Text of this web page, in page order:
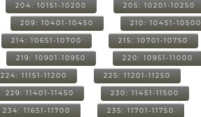
204: 10151-10200 205: 10201-10250
209: 10401-10450 210: 10451-10500
214: 10651-10700 215: 10701-10750
219: 10901-10950 220: 10951-11000
224: 11151-11200 225: 11201-11250
229: 11401-11450 230: 11451-11500
234: 11651-11700 235: 11701-11750